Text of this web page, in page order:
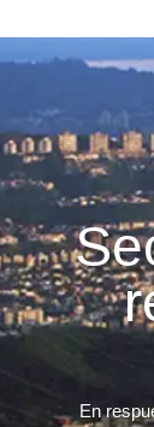
En